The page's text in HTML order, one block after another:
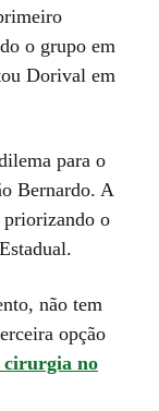
o grupo em
Dorival em
para o
Bernardo. A
priorizando o
não tem
opção
cirurgia no